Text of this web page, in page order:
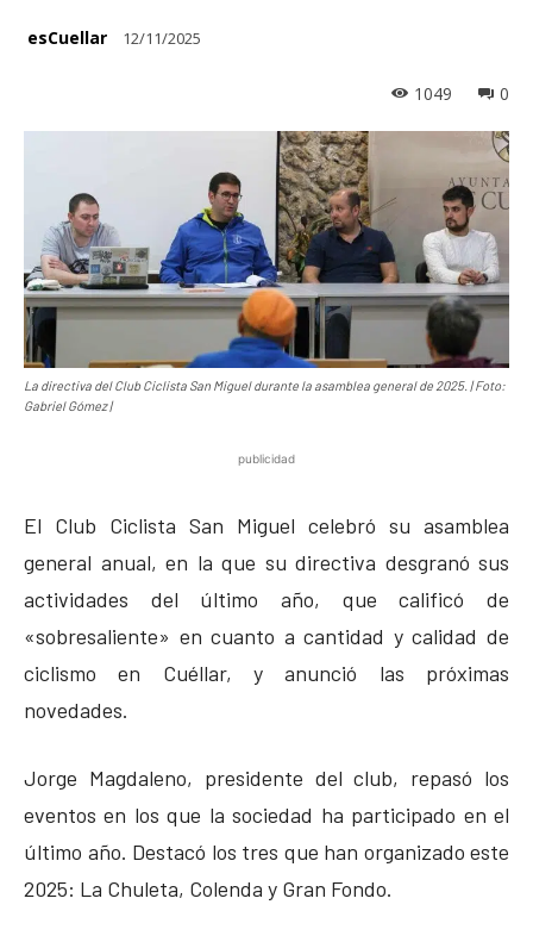
esCuellar 12/11/2025
0
1049
La directiva del Club Ciclista San Miguel durante la asamblea general de 2025. | Foto:
Gabriel Gómez |
publicidad
El Club Ciclista San Miguel celebró su asamblea
general anual, en la que su directiva desgranó sus
actividades del último año, que calificó de
«sobresaliente» en cuanto a cantidad y calidad de
ciclismo en Cuéllar, y anunció las próximas
novedades.
Jorge Magdaleno, presidente del club, repasó los
eventos en los que la sociedad ha participado en el
último año. Destacó los tres que han organizado este
2025: La Chuleta, Colenda y Gran Fondo.